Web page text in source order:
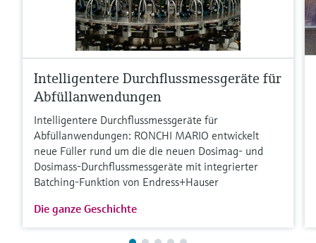
Intelligentere Durchflussmessgeräte für
Abfüllanwendungen
Intelligentere Durchflussmessgeräte für
Abfüllanwendungen: RONCHI MARIO entwickelt
neue Füller rund um die die neuen Dosimag- und
Dosimass-Durchflussmessgeräte mit integrierter
Batching-Funktion von Endress+Hauser
Die ganze Geschichte